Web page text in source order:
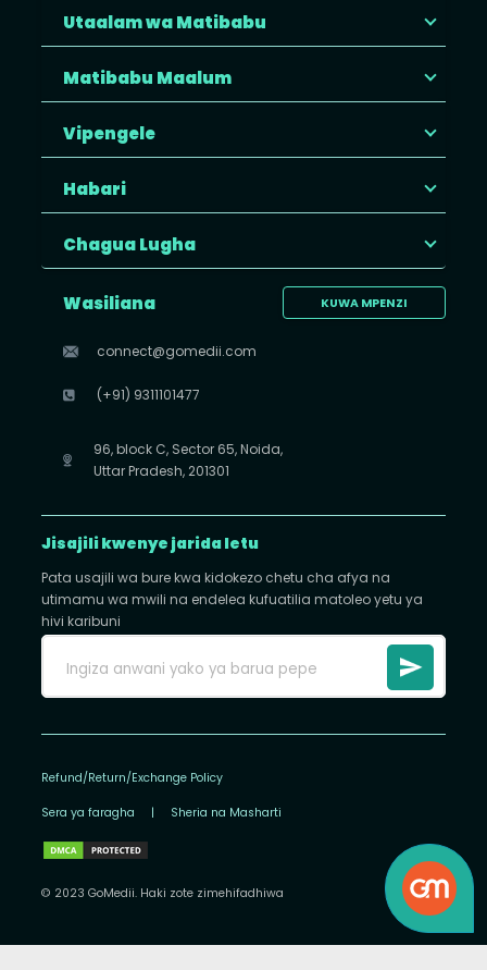
Utaalam wa Matibabu
Matibabu Maalum
Vipengele
Habari
Chagua Lugha
KUWA MPENZI
Wasiliana
connect@gomedii.com
(+91) 9311101477
96, block C, Sector 65, Noida,
Uttar Pradesh, 201301
Jisajili kwenye jarida letu
Pata usajili wa bure kwa kidokezo chetu cha afya na
utimamu wa mwili na endelea kufuatilia matoleo yetu ya
hivi karibuni
Refund/Return/Exchange Policy
Sera ya faragha | Sheria na Masharti
© 2023 GoMedii. Haki zote zimehifadhiwa